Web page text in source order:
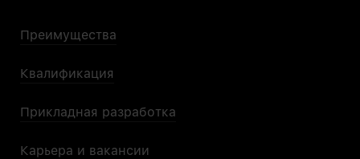
Преимущества
Квалификация
Прикладная разработка
Карьера и вакансии